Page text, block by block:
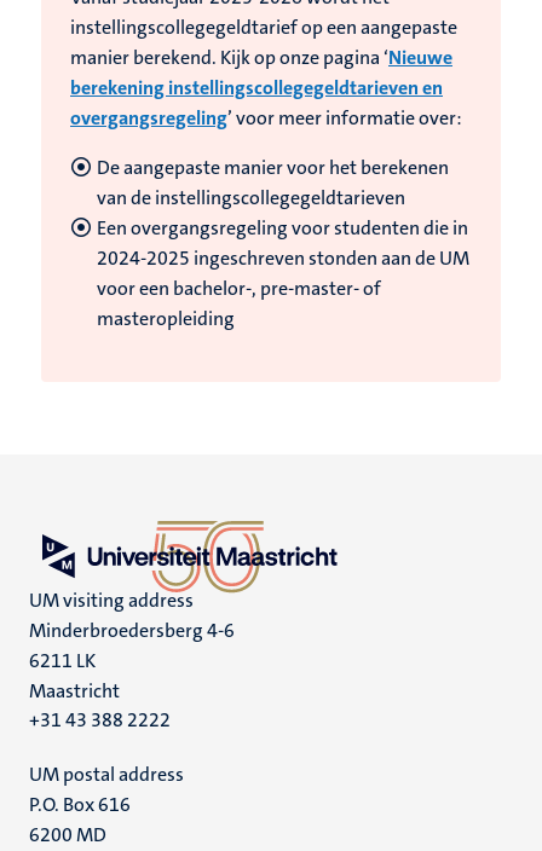
instellingscollegegeldtarief op een aangepaste
manier berekend. Kijk op onze pagina ‘Nieuwe
berekening instellingscollegegeldtarieven en
overgangsregeling’ voor meer informatie over:
De aangepaste manier voor het berekenen
van de instellingscollegegeldtarieven
Een overgangsregeling voor studenten die in
2024-2025 ingeschreven stonden aan de UM
voor een bachelor-, pre-master- of
masteropleiding
UM visiting address
Minderbroedersberg 4-6
6211 LK
Maastricht
+31 43 388 2222
UM postal address
P.O. Box 616
6200 MD